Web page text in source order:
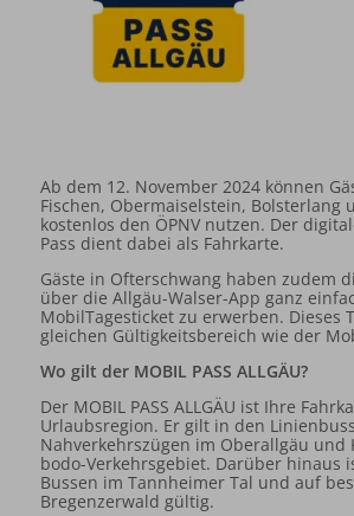
Ab dem 12. November 2024 können
Fischen, Obermaiselstein, Bolsterlang
kostenlos den ÖPNV nutzen. Der
Pass dient dabei als Fahrkarte.
Gäste in Ofterschwang haben zudem
über die Allgäu-Walser-App ganz
MobilTagesticket zu erwerben. Dieses
gleichen Gültigkeitsbereich wie der
Wo gilt der MOBIL PASS ALLGÄU?
Der MOBIL PASS ALLGÄU ist Ihre
Urlaubsregion. Er gilt in den
Nahverkehrszügen im Oberallgäu und
bodo-Verkehrsgebiet. Darüber hinaus
Bussen im Tannheimer Tal und auf
Bregenzerwald gültig.